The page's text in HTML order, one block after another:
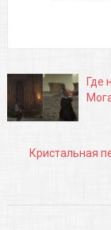
Где
Кристальная